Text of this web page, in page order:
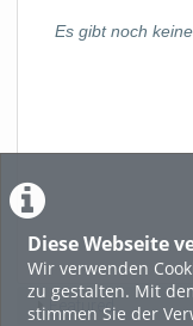
Diese Webseite
Wir verwenden
zu gestalten. Mit
stimmen Sie der
Es gibt noch
Featured